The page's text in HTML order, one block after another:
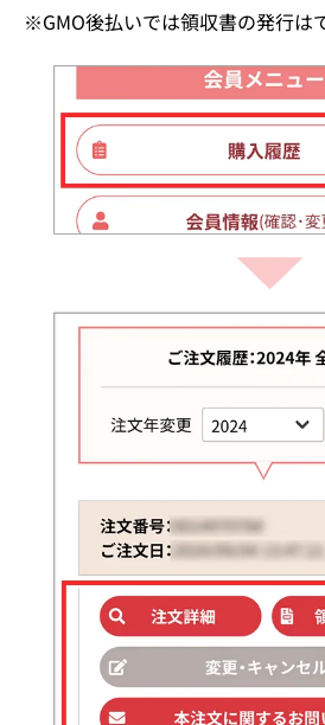
※GMO後払いでは領収書の発行は